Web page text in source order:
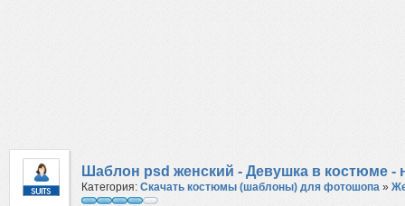
Шаблон psd женский - Девушка в костюме -
Категория: Скачать костюмы (шаблоны) для фотошопа »